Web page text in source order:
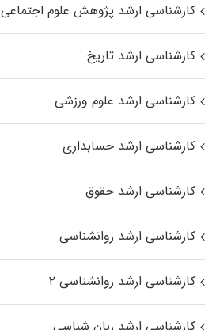
کارشناسی ارشد پژوهش علوم اجتماعی
کارشناسی ارشد تاریخ
کارشناسی ارشد علوم ورزشی
کارشناسی ارشد حسابداری
کارشناسی ارشد حقوق
کارشناسی ارشد روانشناسی
کارشناسی ارشد روانشناسی ۲